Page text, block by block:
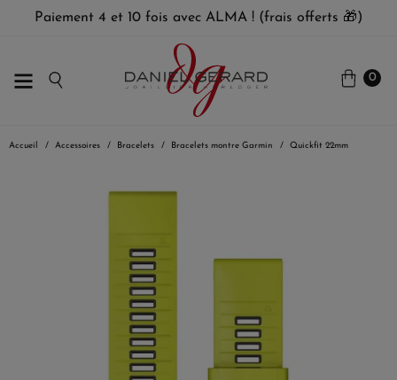
Paiement 4 et 10 fois avec ALMA ! (frais offerts 🎁)
0
Accueil Accessoires Bracelets Bracelets montre Garmin Quickfit 22mm